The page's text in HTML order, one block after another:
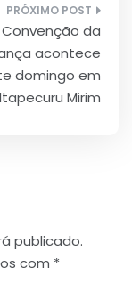
Convenção da
acontece
domingo em
Itapecuru Mirim
publicado.
com *